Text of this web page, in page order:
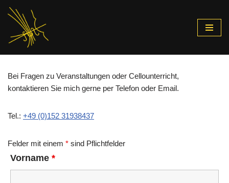
Zum
Inhalt
Bei Fragen zu Veranstaltungen oder Cellounterricht,
kontaktieren Sie mich gerne per Telefon oder Email.
Tel.: +49 (0)152 31938437
Felder mit einem * sind Pflichtfelder
Vorname *